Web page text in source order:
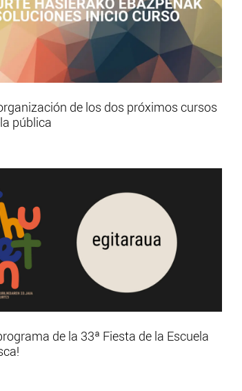
de los dos próximos cursos
pública
de la 33ª Fiesta de la Escuela